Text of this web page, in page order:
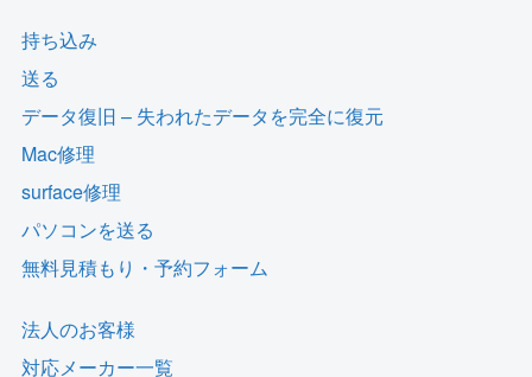
持ち込み
送る
データ復旧 – 失われたデータを完全に復元
Mac修理
surface修理
パソコンを送る
無料見積もり・予約フォーム
法人のお客様
対応メーカー一覧